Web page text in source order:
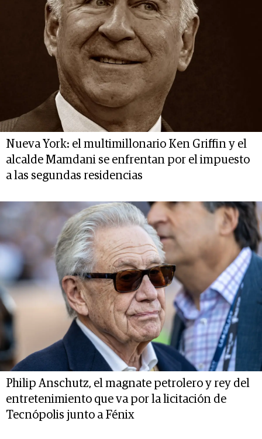
Nueva York: el multimillonario Ken Griffin y el
alcalde Mamdani se enfrentan por el impuesto
a las segundas residencias
Philip Anschutz, el magnate petrolero y rey del
entretenimiento que va por la licitación de
Tecnópolis junto a Fénix